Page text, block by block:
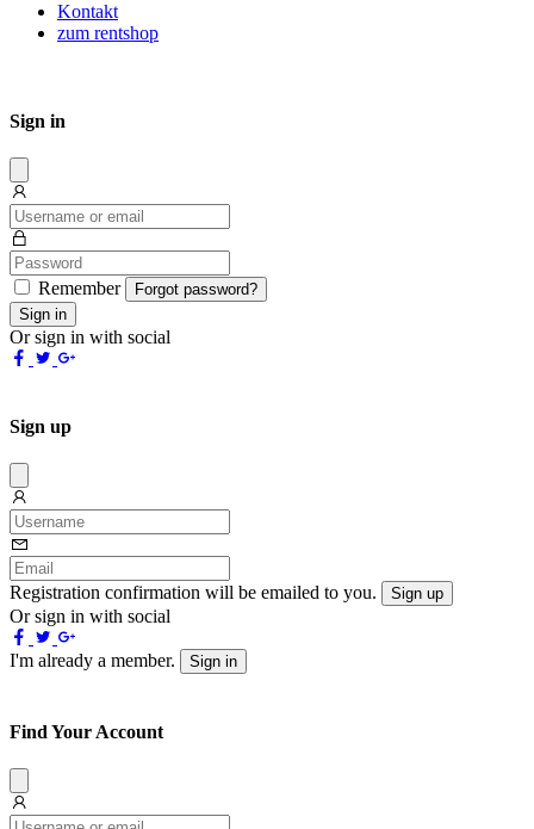
Kontakt
zum rentshop
Sign in
Remember
Forgot password?
Sign in
Or sign in with social
Sign up
Registration confirmation will be emailed to you. Sign up
Or sign in with social
I'm already a member. Sign in
Find Your Account